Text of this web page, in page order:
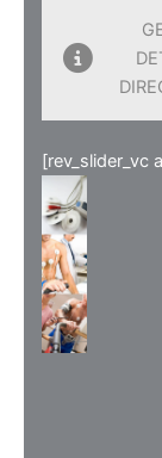
[rev_slider_vc